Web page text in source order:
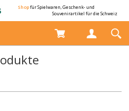
Shopfür Spielwaren, Geschenk- und
Souvenirartikel für die Schweiz